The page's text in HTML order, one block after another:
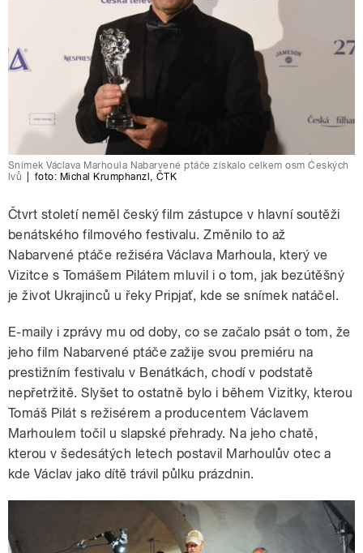
Snímek Václava Marhoula Nabarvené ptáče získalo celkem osm Českých
lvů
foto: Michal Krumphanzl ČTK
Čtvrt století neměl český film zástupce v hlavní soutěži
benátského filmového festivalu. Změnilo to až
Nabarvené ptáče režiséra Václava Marhoula, který ve
Vizitce s Tomášem Pilátem mluvil i o tom, jak bezútěšný
je život Ukrajinců u řeky Pripjať, kde se snímek natáčel.
E-maily i zprávy mu od doby, co se začalo psát o tom, že
jeho film Nabarvené ptáče zažije svou premiéru na
prestižním festivalu v Benátkách, chodí v podstatě
nepřetržitě. Slyšet to ostatně bylo i během Vizitky, kterou
Tomáš Pilát s režisérem a producentem Václavem
Marhoulem točil u slapské přehrady. Na jeho chatě,
kterou v šedesátých letech postavil Marhoulův otec a
kde Václav jako dítě trávil půlku prázdnin.